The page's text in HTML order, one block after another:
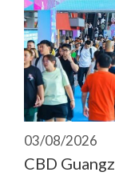
03/08/2026
CBD